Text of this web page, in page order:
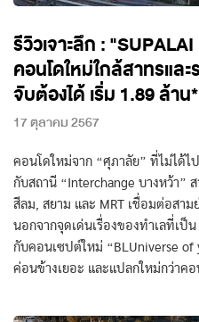
รีวิวเจาะลึก :
คอนโดใหม่ใกล้สาทรแล
จับต้องได้ เริ่ม 1.89 ล้าน*
17 ตุลาคม 2567
คอนโดใหม่จาก “ศุภาลัย” ที่ไม่ได้ไ
กับสถานี “Interchange บางหว้า”
สีลม, สยาม และ MRT เชื่อมต่อสา
นอกจากจุดเด่นเรื่องของทำเลที่เป็
กับคอนเซปต์ใหม่ “BLUniverse of
ค่อนข้างเยอะ และแปลกใหม่กว่าค